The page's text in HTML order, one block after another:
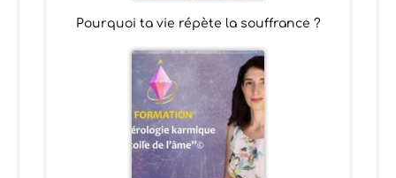
Pourquoi ta vie répète la souffrance ?